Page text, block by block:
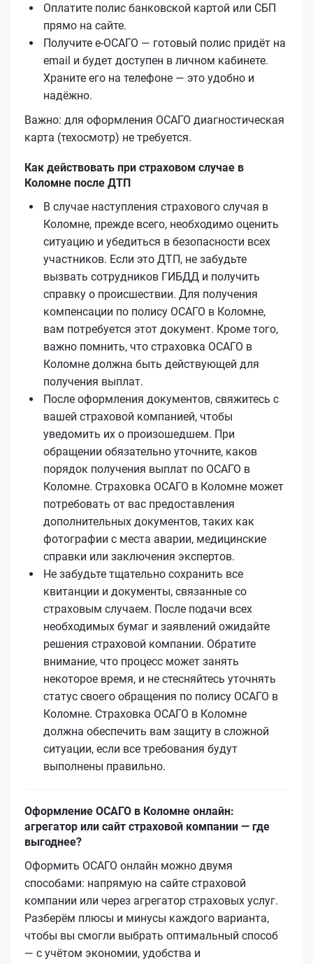
Оплатите полис банковской картой или СБП
прямо на сайте.
Получите е‑ОСАГО — готовый полис придёт на
email и будет доступен в личном кабинете.
Храните его на телефоне — это удобно и
надёжно.
Важно: для оформления ОСАГО диагностическая
карта (техосмотр) не требуется.
Как действовать при страховом случае в
Коломне после ДТП
В случае наступления страхового случая в
Коломне, прежде всего, необходимо оценить
ситуацию и убедиться в безопасности всех
участников. Если это ДТП, не забудьте
вызвать сотрудников ГИБДД и получить
справку о происшествии. Для получения
компенсации по полису ОСАГО в Коломне,
вам потребуется этот документ. Кроме того,
важно помнить, что страховка ОСАГО в
Коломне должна быть действующей для
получения выплат.
После оформления документов, свяжитесь с
вашей страховой компанией, чтобы
уведомить их о произошедшем. При
обращении обязательно уточните, каков
порядок получения выплат по ОСАГО в
Коломне. Страховка ОСАГО в Коломне может
потребовать от вас предоставления
дополнительных документов, таких как
фотографии с места аварии, медицинские
справки или заключения экспертов.
Не забудьте тщательно сохранить все
квитанции и документы, связанные со
страховым случаем. После подачи всех
необходимых бумаг и заявлений ожидайте
решения страховой компании. Обратите
внимание, что процесс может занять
некоторое время, и не стесняйтесь уточнять
статус своего обращения по полису ОСАГО в
Коломне. Страховка ОСАГО в Коломне
должна обеспечить вам защиту в сложной
ситуации, если все требования будут
выполнены правильно.
Оформление ОСАГО в Коломне онлайн:
агрегатор или сайт страховой компании — где
выгоднее?
Оформить ОСАГО онлайн можно двумя
способами: напрямую на сайте страховой
компании или через агрегатор страховых услуг.
Разберём плюсы и минусы каждого варианта,
чтобы вы смогли выбрать оптимальный способ
— с учётом экономии, удобства и